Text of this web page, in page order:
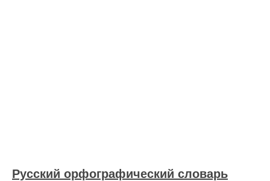
Русский орфографический словарь